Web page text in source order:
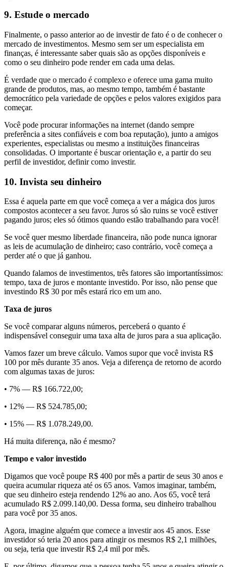
9. Estude o mercado
Finalmente, o passo anterior ao de investir de fato é o de conhecer o
mercado de investimentos. Mesmo sem ser um especialista em
finanças, é interessante saber quais são as opções disponíveis e
como o seu dinheiro pode render em cada uma delas.
É verdade que o mercado é complexo e oferece uma gama muito
grande de produtos, mas, ao mesmo tempo, também é bastante
democrático pela variedade de opções e pelos valores exigidos para
começar.
Você pode procurar informações na internet (dando sempre
preferência a sites confiáveis e com boa reputação), junto a amigos
experientes, especialistas ou mesmo a instituições financeiras
consolidadas. O importante é buscar orientação e, a partir do seu
perfil de investidor, definir como investir.
10. Invista seu dinheiro
Essa é aquela parte em que você começa a ver a mágica dos juros
compostos acontecer a seu favor. Juros só são ruins se você estiver
pagando juros; eles só ótimos quando estão trabalhando para você!
Se você quer mesmo liberdade financeira, não pode nunca ignorar
as leis de acumulação de dinheiro; caso contrário, você começa a
perder até o que já ganhou.
Quando falamos de investimentos, três fatores são importantíssimos:
tempo, taxa de juros e montante investido. Por isso, não pense que
investindo R$ 30 por mês estará rico em um ano.
Taxa de juros
Se você comparar alguns números, perceberá o quanto é
indispensável conseguir uma taxa alta de juros para a sua aplicação.
Vamos fazer um breve cálculo. Vamos supor que você invista R$
100 por mês durante 35 anos. Veja a diferença de retorno de acordo
com algumas taxas de juros:
• 7% — R$ 166.722,00;
• 12% — R$ 524.785,00;
• 15% — R$ 1.078.249,00.
Há muita diferença, não é mesmo?
Tempo e valor investido
Digamos que você poupe R$ 400 por mês a partir de seus 30 anos e
queira acumular riqueza até os 65 anos. Vamos imaginar, também,
que seu dinheiro esteja rendendo 12% ao ano. Aos 65, você terá
acumulado R$ 2.099.140,00. Dessa forma, seu dinheiro trabalhou
para você por 35 anos.
Agora, imagine alguém que comece a investir aos 45 anos. Esse
investidor só teria 20 anos para atingir os mesmos R$ 2,1 milhões,
ou seja, teria que investir R$ 2,4 mil por mês.